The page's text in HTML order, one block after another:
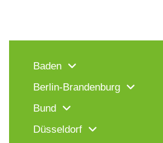
Baden
Berlin-Brandenburg
Bund
Düsseldorf